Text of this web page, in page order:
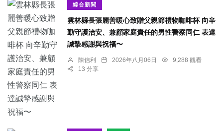
綜合新聞
雲林縣長張麗善暖心致贈父親節禮物咖啡杯 向辛
勤守護治安、兼顧家庭責任的男性警察同仁 表達
誠摯感謝與祝福〜
陳信利 2026年八月06日
9,288 觀看
13 分享